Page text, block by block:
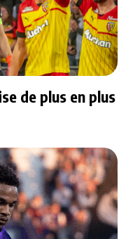
de plus en plus